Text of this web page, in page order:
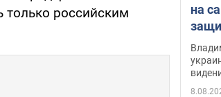
только российским
на